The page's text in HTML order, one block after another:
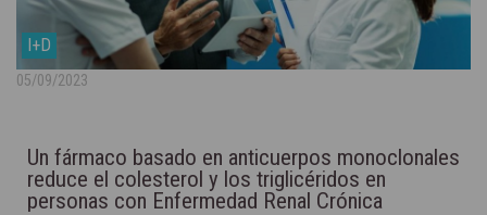
I+D
05/09/2023
Un fármaco basado en anticuerpos monoclonales
reduce el colesterol y los triglicéridos en
personas con Enfermedad Renal Crónica